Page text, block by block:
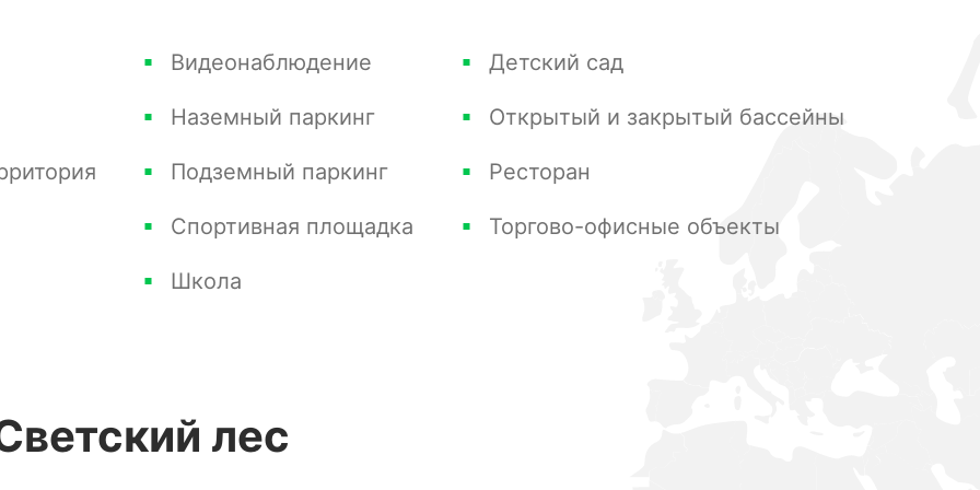
с продуктовыми магазинами и
транспорта будет находиться в
"Светский лес" включают:
Видеонаблюдение Детский сад
Наземный паркинг Открытый и закрытый бассейны
Подземный паркинг Ресторан
Спортивная площадка Торгово-офисные объекты
Школа
лес